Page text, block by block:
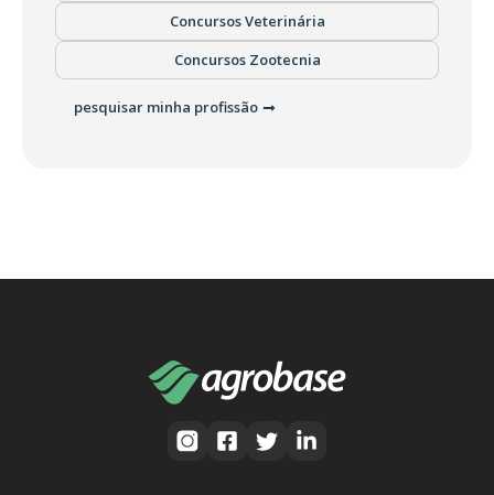
Concursos Veterinária
Concursos Zootecnia
pesquisar minha profissão